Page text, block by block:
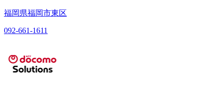
福岡県福岡市東区
092-661-1611